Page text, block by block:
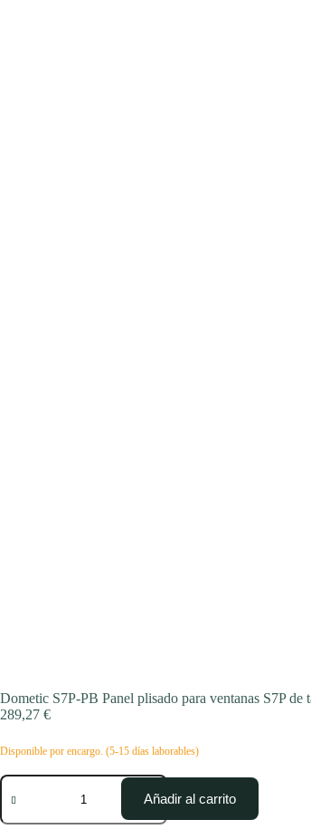
Dometic S7P-PB Panel plisado para ventanas S7P de
289,27 €
Disponible por encargo. (5-15 días laborables)
Dometic
S7P-
Panel
Añadir al carrito